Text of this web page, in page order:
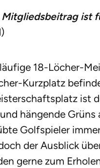
ist
18-Löcher-
Kurzplatz
ist
hängende
Golfspieler
der Ausblick
gerne zum